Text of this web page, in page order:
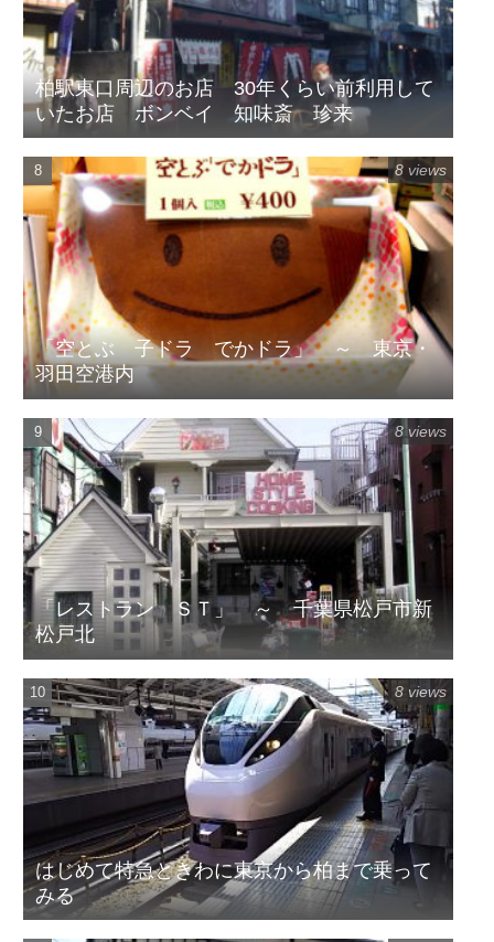
柏駅東口周辺のお店 30年くらい前利用して
いたお店 ボンベイ 知味斎 珍来
「空とぶ 子ドラ でかドラ」 ～ 東京・
羽田空港内
8 views
「レストラン ＳＴ」 ～ 千葉県松戸市新
松戸北
8 views
はじめて特急ときわに東京から柏まで乗って
みる
8 views